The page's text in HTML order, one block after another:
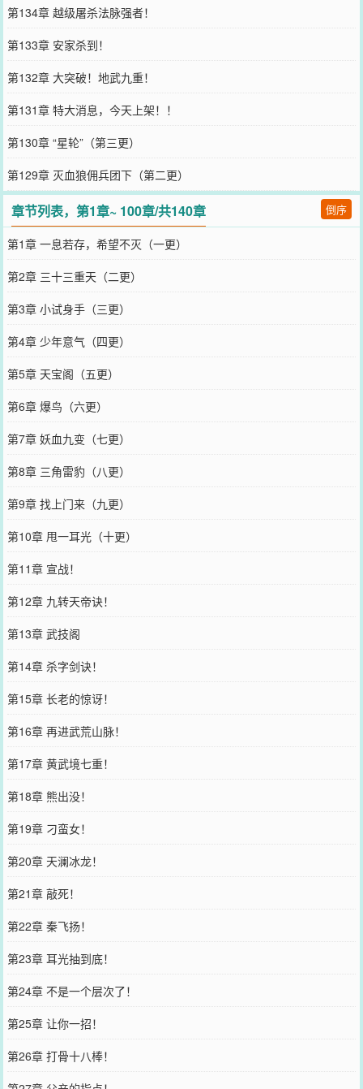
第134章 越级屠杀法脉强者！
第133章 安家杀到！
第132章 大突破！地武九重！
第131章 特大消息，今天上架！！
第130章 “星轮”（第三更）
第129章 灭血狼佣兵团下（第二更）
章节列表，第1章~ 100章/共140章 倒序
第1章 一息若存，希望不灭（一更）
第2章 三十三重天（二更）
第3章 小试身手（三更）
第4章 少年意气（四更）
第5章 天宝阁（五更）
第6章 爆鸟（六更）
第7章 妖血九变（七更）
第8章 三角雷豹（八更）
第9章 找上门来（九更）
第10章 甩一耳光（十更）
第11章 宣战！
第12章 九转天帝诀！
第13章 武技阁
第14章 杀字剑诀！
第15章 长老的惊讶！
第16章 再进武荒山脉！
第17章 黄武境七重！
第18章 熊出没！
第19章 刁蛮女！
第20章 天澜冰龙！
第21章 敲死！
第22章 秦飞扬！
第23章 耳光抽到底！
第24章 不是一个层次了！
第25章 让你一招！
第26章 打骨十八棒！